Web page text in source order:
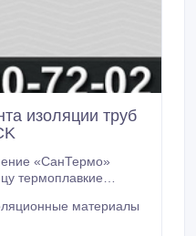
изоляции труб
«СанТермо»
термоплавкие
продукцию только
низким ценам.
материалы